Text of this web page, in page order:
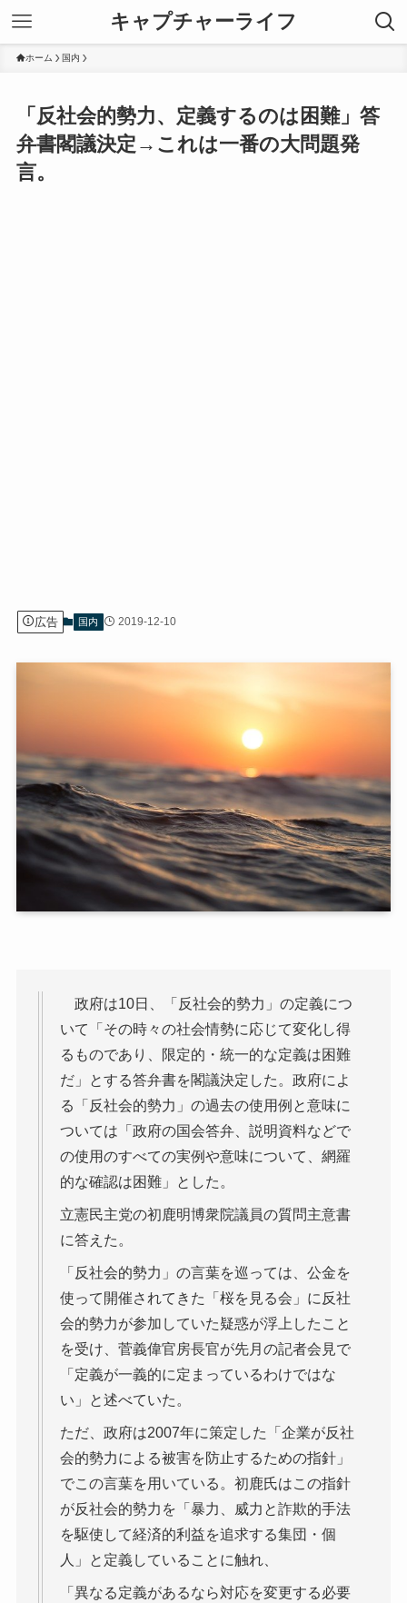
キャプチャーライフ
ホーム 国内
「反社会的勢力、定義するのは困難」答
弁書閣議決定→これは一番の大問題発
言。
広告 国内 2019-12-10
政府は10日、「反社会的勢力」の定義につ
いて「その時々の社会情勢に応じて変化し得
るものであり、限定的・統一的な定義は困難
だ」とする答弁書を閣議決定した。政府によ
る「反社会的勢力」の過去の使用例と意味に
ついては「政府の国会答弁、説明資料などで
の使用のすべての実例や意味について、網羅
的な確認は困難」とした。
立憲民主党の初鹿明博衆院議員の質問主意書
に答えた。
「反社会的勢力」の言葉を巡っては、公金を
使って開催されてきた「桜を見る会」に反社
会的勢力が参加していた疑惑が浮上したこと
を受け、菅義偉官房長官が先月の記者会見で
「定義が一義的に定まっているわけではな
い」と述べていた。
ただ、政府は2007年に策定した「企業が反社
会的勢力による被害を防止するための指針」
でこの言葉を用いている。初鹿氏はこの指針
が反社会的勢力を「暴力、威力と詐欺的手法
を駆使して経済的利益を追求する集団・個
人」と定義していることに触れ、
「異なる定義があるなら対応を変更する必要